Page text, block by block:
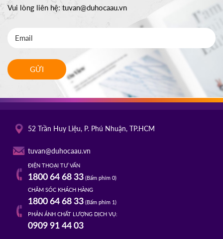
Vui lòng liên hệ: tuvan@duhocaau.vn
GỬI
52 Trần Huy Liệu, P. Phú Nhuận, TP.HCM
tuvan@duhocaau.vn
ĐIỆN THOẠI TƯ VẤN
1800 64 68 33(Bấm phím 0)
CHĂM SÓC KHÁCH HÀNG
1800 64 68 33(Bấm phím 1)
PHẢN ÁNH CHẤT LƯỢNG DỊCH VỤ:
0909 91 44 03